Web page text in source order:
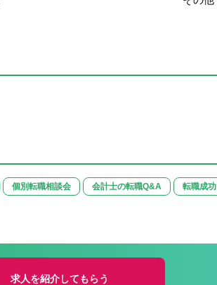
個別転職相談会 会計士の転職Q&A 転職成
求人を紹介してもらう